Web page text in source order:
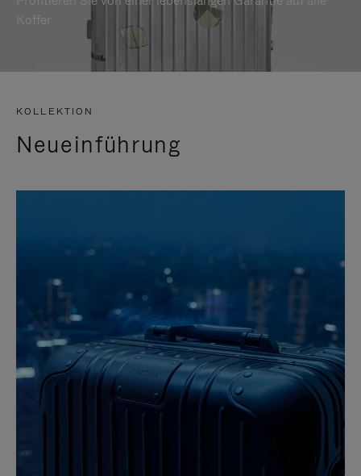
Koffer
KOLLEKTION
Neueinführung